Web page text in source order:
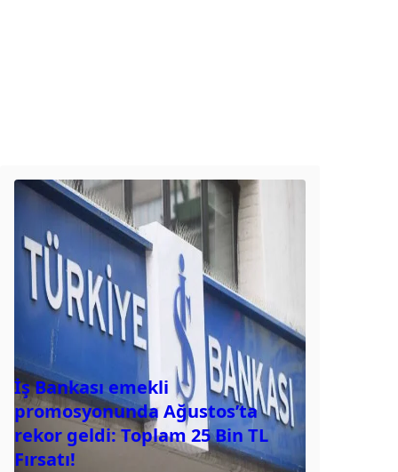
İş Bankası emekli
promosyonunda Ağustos’ta
rekor geldi: Toplam 25 Bin TL
Fırsatı!